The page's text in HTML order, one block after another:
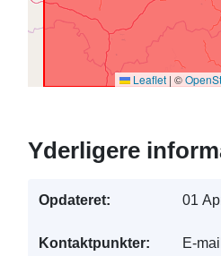
Leaflet | ©
Yderligere
Opdateret: 01
Kontaktpunkter:
E-